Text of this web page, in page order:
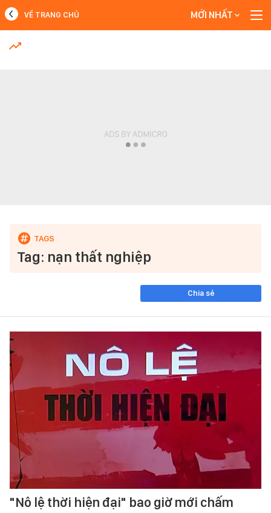
MỚI NHẤT
VỀ TRANG CHỦ MỚI NHẤT
Tag: nạn thất nghiệp
Chia sẻ
"Nô lệ thời hiện đại" bao giờ mới chấm